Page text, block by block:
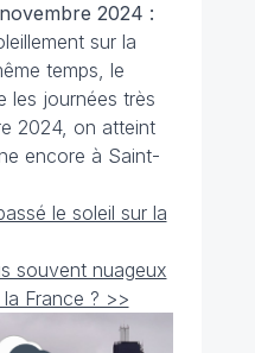
2024 :
sur la
temps, le
les journées très
2024, on atteint
encore à Saint-
le soleil sur la
souvent nuageux
France ? >>